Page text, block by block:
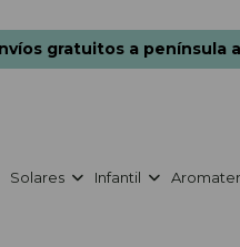
gratuitos a península
Solares Infantil